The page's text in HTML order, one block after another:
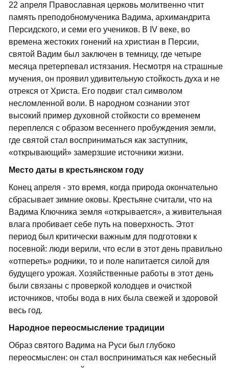
22 апреля Православная церковь молитвенно чтит
память преподобномученика Вадима, архимандрита
Персидского, и семи его учеников. В IV веке, во
времена жестоких гонений на христиан в Персии,
святой Вадим был заключен в темницу, где четыре
месяца претерпевал истязания. Несмотря на страшные
мучения, он проявил удивительную стойкость духа и не
отрекся от Христа. Его подвиг стал символом
несломленной воли. В народном сознании этот
высокий пример духовной стойкости со временем
переплелся с образом весеннего пробуждения земли,
где святой стал восприниматься как заступник,
«открывающий» замерзшие источники жизни.
Место даты в крестьянском году
Конец апреля - это время, когда природа окончательно
сбрасывает зимние оковы. Крестьяне считали, что на
Вадима Ключника земля «открывается», а живительная
влага пробивает себе путь на поверхность. Этот
период был критически важным для подготовки к
посевной: люди верили, что если в этот день правильно
«отпереть» родники, то и поле напитается силой для
будущего урожая. Хозяйственные работы в этот день
были связаны с проверкой колодцев и очисткой
источников, чтобы вода в них была свежей и здоровой
весь год.
Народное переосмысление традиции
Образ святого Вадима на Руси был глубоко
переосмыслен: он стал восприниматься как небесный